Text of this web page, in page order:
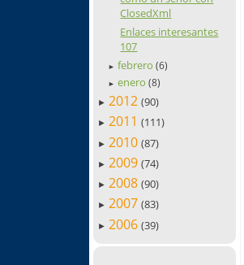
ClosedXml
Enlaces interesantes
107
► febrero(6)
► enero(8)
► 2012 (90)
► 2011 (111)
► 2010 (87)
► 2009 (74)
► 2008 (90)
► 2007 (83)
► 2006 (39)